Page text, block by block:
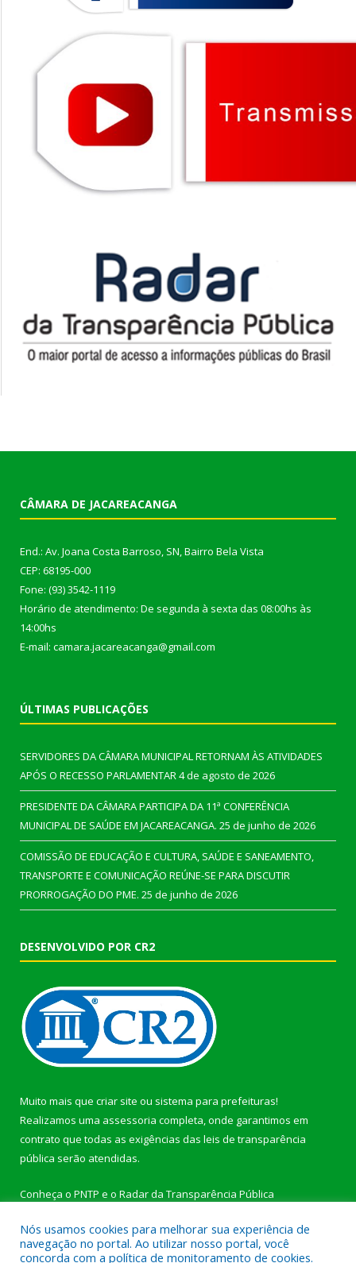
CÂMARA DE JACAREACANGA
End.: Av. Joana Costa Barroso, SN, Bairro Bela Vista
CEP: 68195-000
Fone: (93) 3542-1119
Horário de atendimento: De segunda à sexta das 08:00hs às
14:00hs
E-mail: camara.jacareacanga@gmail.com
ÚLTIMAS PUBLICAÇÕES
SERVIDORES DA CÂMARA MUNICIPAL RETORNAM ÀS ATIVIDADES
APÓS O RECESSO PARLAMENTAR4 de agosto de 2026
PRESIDENTE DA CÂMARA PARTICIPA DA 11ª CONFERÊNCIA
MUNICIPAL DE SAÚDE EM JACAREACANGA. 25 de junho de 2026
COMISSÃO DE EDUCAÇÃO E CULTURA, SAÚDE E SANEAMENTO,
TRANSPORTE E COMUNICAÇÃO REÚNE-SE PARA DISCUTIR
PRORROGAÇÃO DO PME. 25 de junho de 2026
DESENVOLVIDO POR CR2
Muito mais que criar site ou sistema para prefeituras!
Realizamos uma assessoria completa, onde garantimos em
contrato que todas as exigências das leis de transparência
pública serão atendidas.
Conheça o PNTP e o Radar da Transparência Pública
Nós usamos cookies para melhorar sua experiência de
navegação no portal. Ao utilizar nosso portal, você
concorda com a política de monitoramento de cookies.